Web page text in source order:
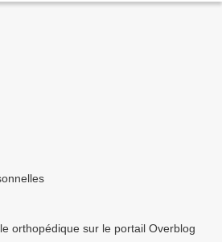
orthopédique sur le portail Overblog